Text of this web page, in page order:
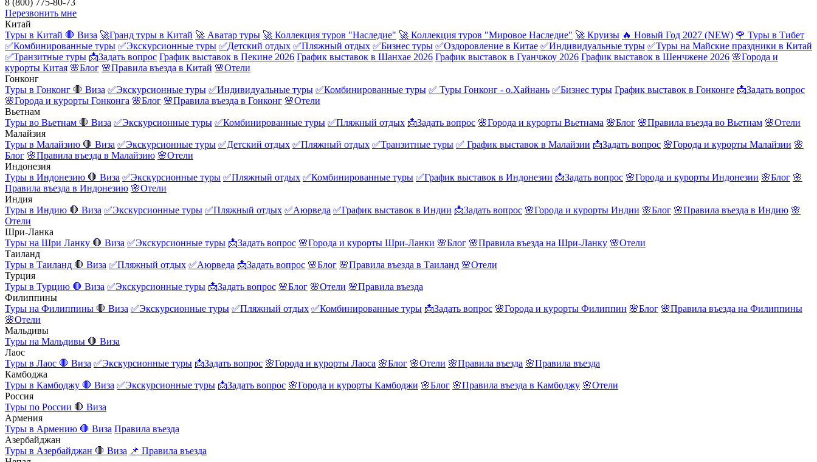
8 (800) 775-80-73
Перезвонить мне
Китай
Туры в Китай 🛑 Виза 🚀Гранд туры в Китай 🚀 Аватар туры 🚀 Коллекция туров "Наследие" 🚀 Коллекция туров "Мировое Наследие" 🚀 Круизы 🔥 Новый Год 2027 (NEW) 🌹 Туры в Тибет
✅Комбинированные туры ✅Экскурсионные туры ✅Детский отдых ✅Пляжный отдых ✅Бизнес туры ✅Оздоровление в Китае ✅Индивидуальные туры ✅Туры на Майские праздники в Китай
✅Транзитные туры 📩Задать вопрос График выставок в Пекине 2026 График выставок в Шанхае 2026 График выставок в Гуанчжоу 2026 График выставок в Шенчжене 2026 🌸Города и
курорты Китая 🌸Блог 🌸Правила въезда в Китай 🌸Отели
Гонконг
Туры в Гонконг 🛑 Виза ✅Экскурсионные туры ✅Индивидуальные туры ✅Комбинированные туры ✅ Туры Гонконг - о.Хайнань ✅Бизнес туры График выставок в Гонконге 📩Задать вопрос
🌸Города и курорты Гонконга 🌸Блог 🌸Правила въезда в Гонконг 🌸Отели
Вьетнам
Туры во Вьетнам 🛑 Виза ✅Экскурсионные туры ✅Комбинированные туры ✅Пляжный отдых 📩Задать вопрос 🌸Города и курорты Вьетнама 🌸Блог 🌸Правила въезда во Вьетнам 🌸Отели
Малайзия
Туры в Малайзию 🛑 Виза ✅Экскурсионные туры ✅Детский отдых ✅Пляжный отдых ✅Транзитные туры ✅ График выставок в Малайзии 📩Задать вопрос 🌸Города и курорты Малайзии 🌸
Блог 🌸Правила въезда в Малайзию 🌸Отели
Индонезия
Туры в Индонезию 🛑 Виза ✅Экскурсионные туры ✅Пляжный отдых ✅Комбинированные туры ✅График выставок в Индонезии 📩Задать вопрос 🌸Города и курорты Индонезии 🌸Блог 🌸
Правила въезда в Индонезию 🌸Отели
Индия
Туры в Индию 🛑 Виза ✅Экскурсионные туры ✅Пляжный отдых ✅Аюрведа ✅График выставок в Индии 📩Задать вопрос 🌸Города и курорты Индии 🌸Блог 🌸Правила въезда в Индию 🌸
Отели
Шри-Ланка
Туры на Шри Ланку 🛑 Виза ✅Экскурсионные туры 📩Задать вопрос 🌸Города и курорты Шри-Ланки 🌸Блог 🌸Правила въезда на Шри-Ланку 🌸Отели
Таиланд
Туры в Таиланд 🛑 Виза ✅Пляжный отдых ✅Аюрведа 📩Задать вопрос 🌸Блог 🌸Правила въезда в Таиланд 🌸Отели
Турция
Туры в Турцию 🛑 Виза ✅Экскурсионные туры 📩Задать вопрос 🌸Блог 🌸Отели 🌸Правила въезда
Филиппины
Туры на Филиппины 🛑 Виза ✅Экскурсионные туры ✅Пляжный отдых ✅Комбинированные туры 📩Задать вопрос 🌸Города и курорты Филиппин 🌸Блог 🌸Правила въезда на Филиппины
🌸Отели
Мальдивы
Туры на Мальдивы 🛑 Виза
Лаос
Туры в Лаос 🛑 Виза ✅Экскурсионные туры 📩Задать вопрос 🌸Города и курорты Лаоса 🌸Блог 🌸Отели 🌸Правила въезда 🌸Правила въезда
Камбоджа
Туры в Камбоджу 🛑 Виза ✅Экскурсионные туры 📩Задать вопрос 🌸Города и курорты Камбоджи 🌸Блог 🌸Правила въезда в Камбоджу 🌸Отели
Россия
Туры по России 🛑 Виза
Армения
Туры в Армению 🛑 Виза Правила въезда
Азербайджан
Туры в Азербайджан 🛑 Виза 📌 Правила въезда